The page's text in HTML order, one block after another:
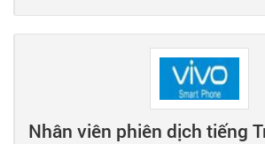
Nhân viên phiên dịch tiếng